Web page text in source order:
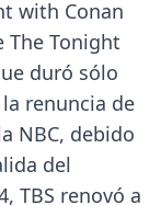
with Conan
The Tonight
duró sólo
renuncia de
NBC, debido
del
TBS renovó a